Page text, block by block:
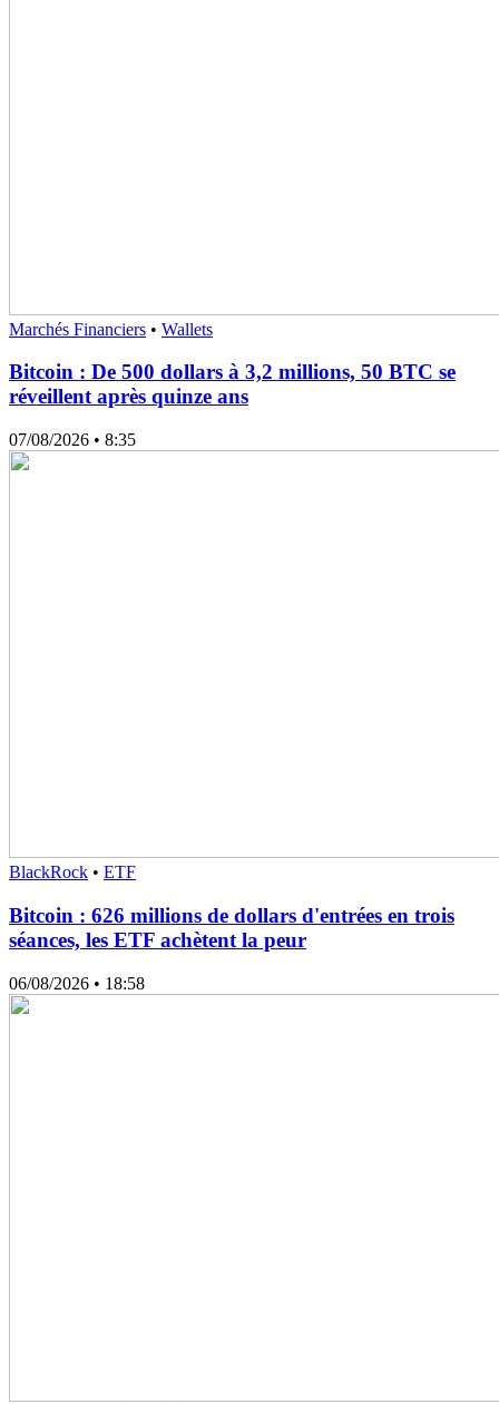
Marchés Financiers • Wallets
Bitcoin : De 500 dollars à 3,2 millions, 50 BTC se
réveillent après quinze ans
07/08/2026 • 8:35
BlackRock • ETF
Bitcoin : 626 millions de dollars d'entrées en trois
séances, les ETF achètent la peur
06/08/2026 • 18:58